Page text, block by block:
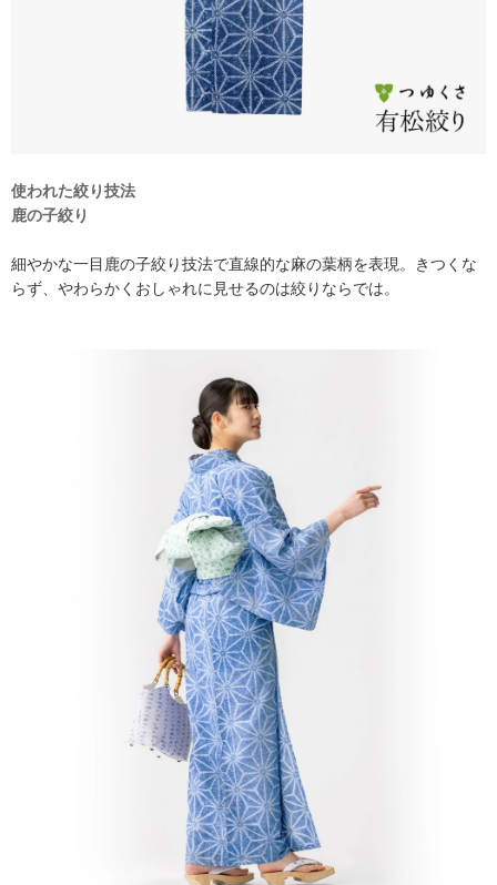
使われた絞り技法
鹿の子絞り
細やかな一目鹿の子絞り技法で直線的な麻の葉柄を表現。きつくな
らず、やわらかくおしゃれに見せるのは絞りならでは。